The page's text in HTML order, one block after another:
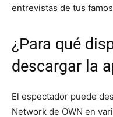
entrevistas de tus
¿Para qué
descargar la
El espectador puede
Network de OWN en